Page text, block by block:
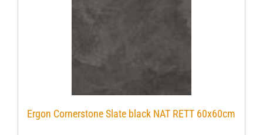
Ergon Cornerstone Slate black NAT RETT 60x60cm